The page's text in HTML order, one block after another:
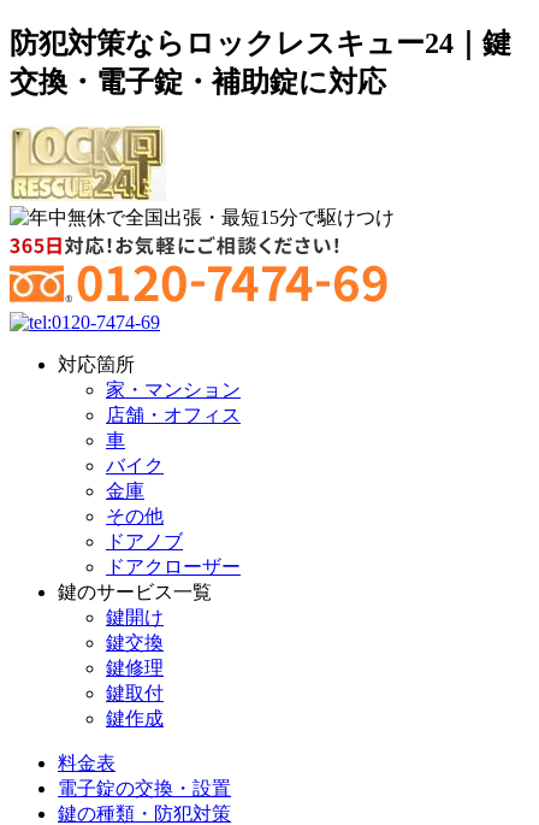
防犯対策ならロックレスキュー24｜鍵
交換・電子錠・補助錠に対応
対応箇所
家・マンション
店舗・オフィス
車
バイク
金庫
その他
ドアノブ
ドアクローザー
鍵のサービス一覧
鍵開け
鍵交換
鍵修理
鍵取付
鍵作成
料金表
電子錠の交換・設置
鍵の種類・防犯対策